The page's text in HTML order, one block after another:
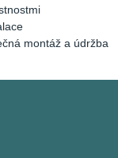
montáž a údržba